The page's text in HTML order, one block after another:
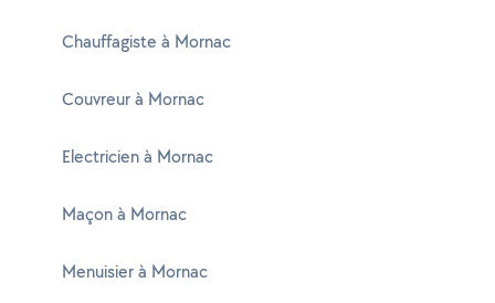
Chauffagiste à Mornac
Couvreur à Mornac
Electricien à Mornac
Maçon à Mornac
Menuisier à Mornac